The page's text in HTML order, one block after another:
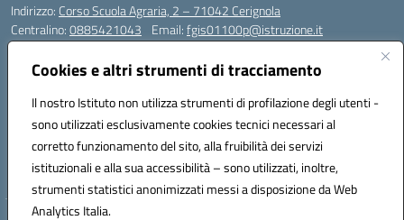
Cookies e altri strumenti di tracciamento
Il nostro Istituto non utilizza strumenti di profilazione degli utenti -
sono utilizzati esclusivamente cookies tecnici necessari al
corretto funzionamento del sito, alla fruibilità dei servizi
istituzionali e alla sua accessibilità – sono utilizzati, inoltre,
strumenti statistici anonimizzati messi a disposizione da Web
Analytics Italia.
Indirizzo: Corso Scuola Agraria, 2 – 71042 Cerignola
Centralino:0885421043 Email:fgis01100p@istruzione.it
Posta elettronica certificata (PEC):
Codice fiscale: 00318650710
Codice meccanografico:fgis01100p
Codice Indice delle Pubbliche Amministrazioni (IPA): istsc_fgis01100p-
Codice unico di fatturazione (CUF): UFY0NZ